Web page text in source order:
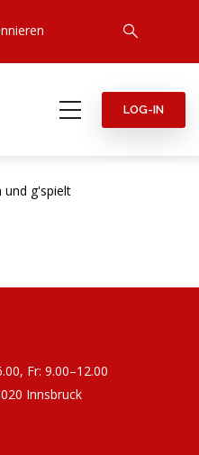
LOG-IN
und g'spielt
Fr: 9.00–12.00
Innsbruck